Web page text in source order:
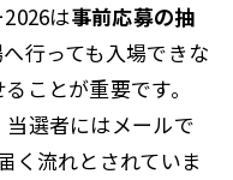
は事前応募の抽
行っても入場できな
ことが重要です。
選者にはメールで
く流れとされていま